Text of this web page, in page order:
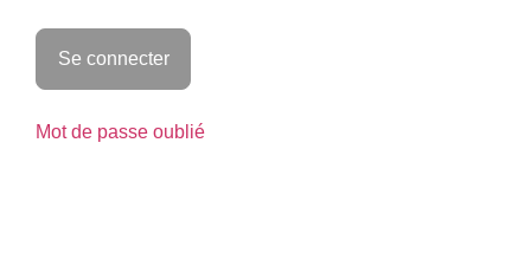
Mot de passe oublié